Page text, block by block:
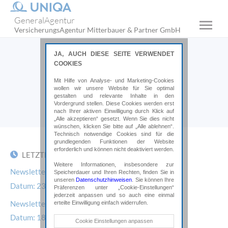
GeneralAgentur
VersicherungsAgentur Mitterbauer & Partner GmbH
Aktuelles
Bleiben Sie am Laufenden und lesen
Sie unsere Neuigkeiten
LETZTE BEITRÄGE
Newsletter Juli 2026
Datum: 23.07.2026
Newsletter Mai
Datum: 18.05.2026
JA, AUCH DIESE SEITE VERWENDET
COOKIES
Mit Hilfe von Analyse- und Marketing-Cookies
wollen wir unsere Website für Sie optimal
gestalten und relevante Inhalte in den
Vordergrund stellen. Diese Cookies werden erst
nach Ihrer aktiven Einwilligung durch Klick auf
„Alle akzeptieren“ gesetzt. Wenn Sie dies nicht
wünschen, klicken Sie bitte auf „Alle ablehnen“.
Technisch notwendige Cookies sind für die
grundlegenden Funktionen der Website
erforderlich und können nicht deaktiviert werden.
Weitere Informationen, insbesondere zur
Speicherdauer und Ihren Rechten, finden Sie in
unserenDatenschutzhinweisen . Sie können Ihre
Präferenzen unter „Cookie-Einstellungen“
jederzeit anpassen und so auch eine einmal
erteilte Einwilligung einfach widerrufen.
Technische Cookies
Cookie Einstellungen anpassen